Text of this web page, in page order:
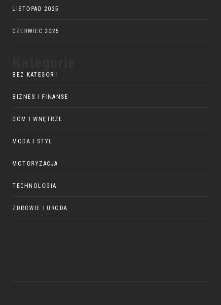
LISTOPAD 2025
CZERWIEC 2025
BEZ KATEGORII
BIZNES I FINANSE
DOM I WNĘTRZE
MODA I STYL
MOTORYZACJA
TECHNOLOGIA
ZDROWIE I URODA